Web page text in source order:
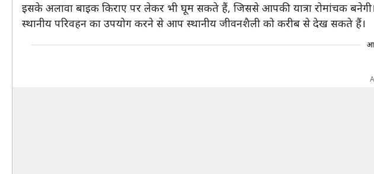
इसके अलावा बाइक किराए पर लेकर भी घूम सकते हैं, जिससे आपकी यात्रा रोमांचक
स्थानीय परिवहन का उपयोग करने से आप स्थानीय जीवनशैली को करीब से देख सकते हैं।